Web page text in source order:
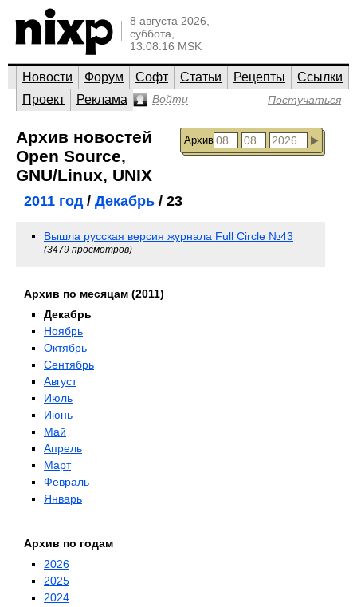
8 августа 2026,
суббота,
13:08:16 MSK
Новости Форум Софт Статьи Рецепты
Ссылки
Проект
Реклама Войти Постучаться
Архив
Архив новостей
Open Source,
GNU/Linux, UNIX
2011 год/ Декабрь / 23
Вышла русская версия журнала Full Circle №43
(3479 просмотров)
Архив по месяцам (2011)
Декабрь
Ноябрь
Октябрь
Сентябрь
Август
Июль
Июнь
Май
Апрель
Март
Февраль
Январь
Архив по годам
2026
2025
2024